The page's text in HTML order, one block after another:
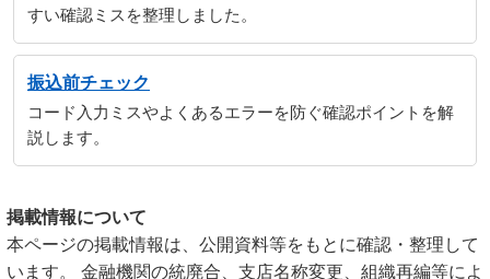
すい確認ミスを整理しました。
振込前チェック
コード入力ミスやよくあるエラーを防ぐ確認ポイントを解
説します。
掲載情報について
本ページの掲載情報は、公開資料等をもとに確認・整理して
います。 金融機関の統廃合、支店名称変更、組織再編等によ